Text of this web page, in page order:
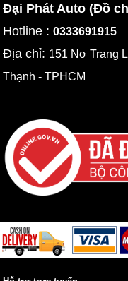
Đại Phát Auto (Đồ
Hotline :0333691915
Địa chỉ: 151 Nơ Trang
Thạnh - TPHCM